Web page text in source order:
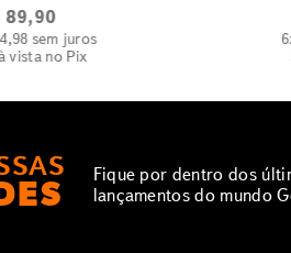
89,90
,98 sem juros
vista no Pix
6
Fique por dentro dos
lançamentos do mundo